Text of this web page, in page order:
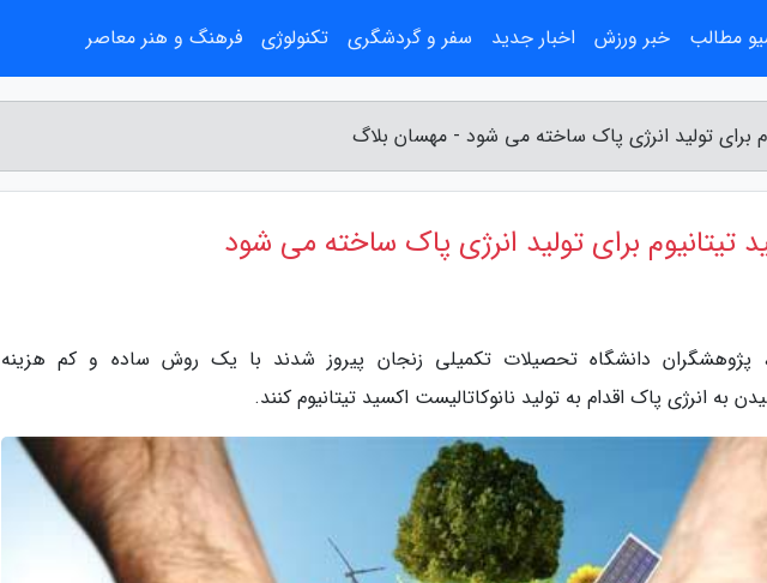
برای تولید انرژی پاک ساخته می شود - مهسان بلاگ
تیتانیوم برای تولید انرژی پاک ساخته می شود
پژوهشگران دانشگاه تحصیلات تکمیلی زنجان پیروز شدند با یک روش ساده و کم هزینه
به انرژی پاک اقدام به تولید نانوکاتالیست اکسید تیتانیوم کنند.
مطالب خبر ورزش اخبار جدید سفر و گردشگری تکنولوژی فرهنگ و هنر معاصر